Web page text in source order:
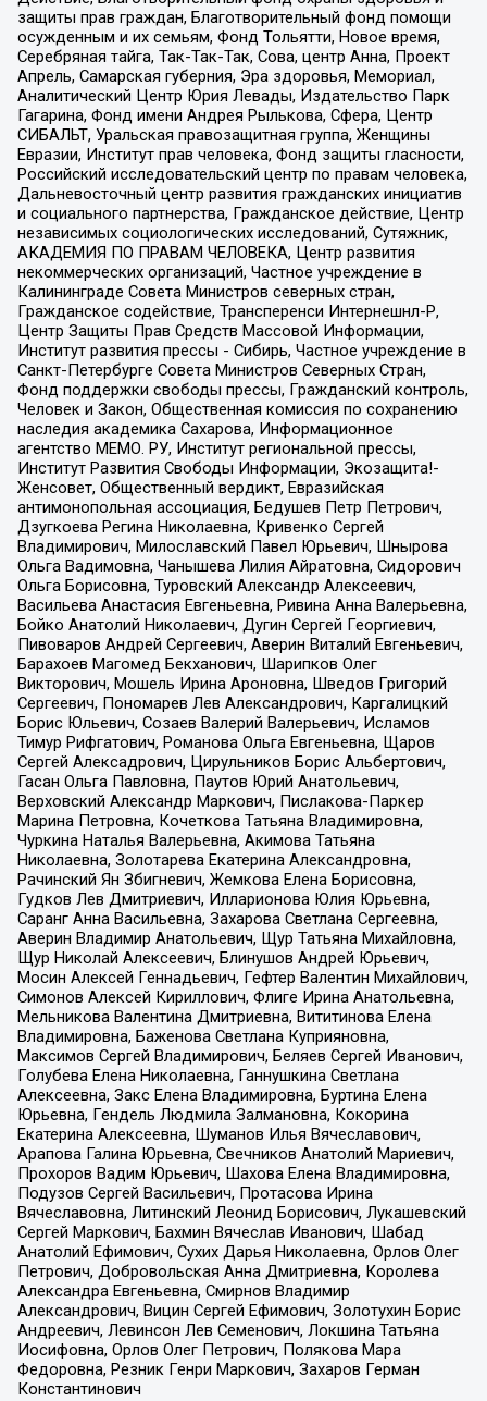
защиты прав граждан, Благотворительный фонд помощи
осужденным и их семьям, Фонд Тольятти, Новое время,
Серебряная тайга, Так-Так-Так, Сова, центр Анна, Проект
Апрель, Самарская губерния, Эра здоровья, Мемориал,
Аналитический Центр Юрия Левады, Издательство Парк
Гагарина, Фонд имени Андрея Рылькова, Сфера, Центр
СИБАЛЬТ, Уральская правозащитная группа, Женщины
Евразии, Институт прав человека, Фонд защиты гласности,
Российский исследовательский центр по правам человека,
Дальневосточный центр развития гражданских инициатив
и социального партнерства, Гражданское действие, Центр
независимых социологических исследований, Сутяжник,
АКАДЕМИЯ ПО ПРАВАМ ЧЕЛОВЕКА, Центр развития
некоммерческих организаций, Частное учреждение в
Калининграде Совета Министров северных стран,
Гражданское содействие, Трансперенси Интернешнл-Р,
Центр Защиты Прав Средств Массовой Информации,
Институт развития прессы - Сибирь, Частное учреждение в
Санкт-Петербурге Совета Министров Северных Стран,
Фонд поддержки свободы прессы, Гражданский контроль,
Человек и Закон, Общественная комиссия по сохранению
наследия академика Сахарова, Информационное
агентство МЕМО. РУ, Институт региональной прессы,
Институт Развития Свободы Информации, Экозащита!-
Женсовет, Общественный вердикт, Евразийская
антимонопольная ассоциация, Бедушев Петр Петрович,
Дзугкоева Регина Николаевна, Кривенко Сергей
Владимирович, Милославский Павел Юрьевич, Шнырова
Ольга Вадимовна, Чанышева Лилия Айратовна, Сидорович
Ольга Борисовна, Туровский Александр Алексеевич,
Васильева Анастасия Евгеньевна, Ривина Анна Валерьевна,
Бойко Анатолий Николаевич, Дугин Сергей Георгиевич,
Пивоваров Андрей Сергеевич, Аверин Виталий Евгеньевич,
Барахоев Магомед Бекханович, Шарипков Олег
Викторович, Мошель Ирина Ароновна, Шведов Григорий
Сергеевич, Пономарев Лев Александрович, Каргалицкий
Борис Юльевич, Созаев Валерий Валерьевич, Исламов
Тимур Рифгатович, Романова Ольга Евгеньевна, Щаров
Сергей Алексадрович, Цирульников Борис Альбертович,
Гасан Ольга Павловна, Паутов Юрий Анатольевич,
Верховский Александр Маркович, Пислакова-Паркер
Марина Петровна, Кочеткова Татьяна Владимировна,
Чуркина Наталья Валерьевна, Акимова Татьяна
Николаевна, Золотарева Екатерина Александровна,
Рачинский Ян Збигневич, Жемкова Елена Борисовна,
Гудков Лев Дмитриевич, Илларионова Юлия Юрьевна,
Саранг Анна Васильевна, Захарова Светлана Сергеевна,
Аверин Владимир Анатольевич, Щур Татьяна Михайловна,
Щур Николай Алексеевич, Блинушов Андрей Юрьевич,
Мосин Алексей Геннадьевич, Гефтер Валентин Михайлович,
Симонов Алексей Кириллович, Флиге Ирина Анатольевна,
Мельникова Валентина Дмитриевна, Вититинова Елена
Владимировна, Баженова Светлана Куприяновна,
Максимов Сергей Владимирович, Беляев Сергей Иванович,
Голубева Елена Николаевна, Ганнушкина Светлана
Алексеевна, Закс Елена Владимировна, Буртина Елена
Юрьевна, Гендель Людмила Залмановна, Кокорина
Екатерина Алексеевна, Шуманов Илья Вячеславович,
Арапова Галина Юрьевна, Свечников Анатолий Мариевич,
Прохоров Вадим Юрьевич, Шахова Елена Владимировна,
Подузов Сергей Васильевич, Протасова Ирина
Вячеславовна, Литинский Леонид Борисович, Лукашевский
Сергей Маркович, Бахмин Вячеслав Иванович, Шабад
Анатолий Ефимович, Сухих Дарья Николаевна, Орлов Олег
Петрович, Добровольская Анна Дмитриевна, Королева
Александра Евгеньевна, Смирнов Владимир
Александрович, Вицин Сергей Ефимович, Золотухин Борис
Андреевич, Левинсон Лев Семенович, Локшина Татьяна
Иосифовна, Орлов Олег Петрович, Полякова Мара
Федоровна, Резник Генри Маркович, Захаров Герман
Константинович